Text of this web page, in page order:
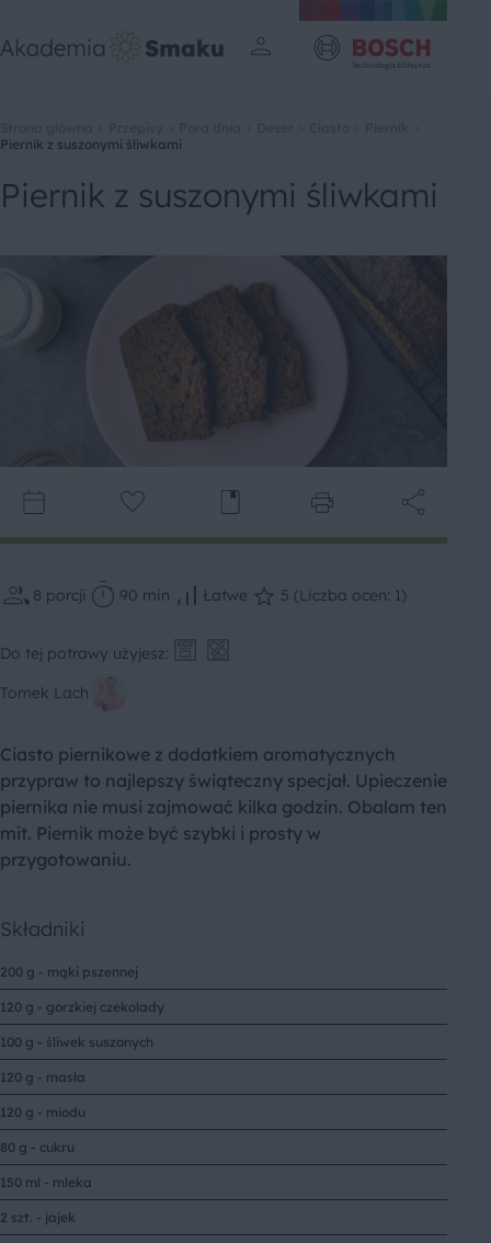
Piernik z suszonymi śliwkami
Piernik z suszonymi śliwkami
8 porcji 90 min Łatwe 5 (Liczba ocen: 1)
Do tej potrawy użyjesz:
Tomek Lach
Ciasto piernikowe z dodatkiem aromatycznych
przypraw to najlepszy świąteczny specjał. Upieczenie
piernika nie musi zajmować kilka godzin. Obalam ten
mit. Piernik może być szybki i prosty w
przygotowaniu.
Składniki
200 g - mąki pszennej
120 g - gorzkiej czekolady
100 g - śliwek suszonych
120 g - masła
120 g - miodu
80 g - cukru
150 ml - mleka
2 szt. - jajek